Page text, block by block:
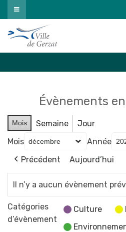
Passer
au
contenu
Évènements
Mois Semaine
Jour
Mois
Année
Précédent
Aujourd’hui
Il n’y a aucun évènement
Catégories
d’évènement
Culture